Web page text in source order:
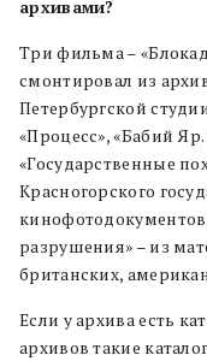
архивами?
Три фильма –
смонтировал из
Петербургской
«Процесс», «Бабий
«Государственные
Красногорского
разрушения» – из
британских,
Если у архива есть
архивов такие